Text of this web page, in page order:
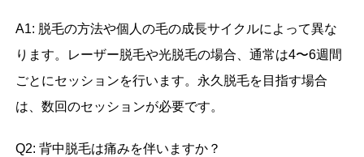
A1: 脱毛の方法や個人の毛の成長サイクルによって異な
ります。レーザー脱毛や光脱毛の場合、通常は4〜6週間
ごとにセッションを行います。永久脱毛を目指す場合
は、数回のセッションが必要です。
Q2: 背中脱毛は痛みを伴いますか？